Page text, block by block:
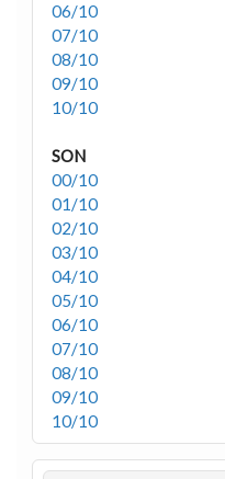
06/10
07/10
08/10
09/10
10/10
SON
00/10
01/10
02/10
03/10
04/10
05/10
06/10
07/10
08/10
09/10
10/10